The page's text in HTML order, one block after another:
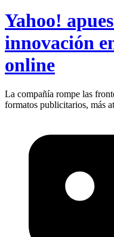
Yahoo!
innovación
online
La compañía rompe las
formatos publicitarios, más